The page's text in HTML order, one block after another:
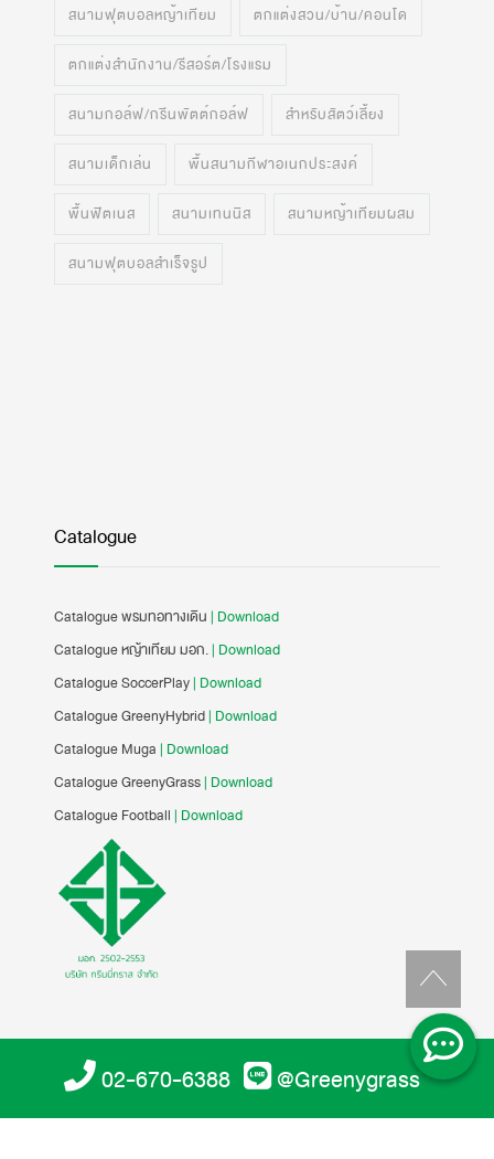
02-670-6388 @Greenygrass
สนามฟุตบอลหญ้าเทียม ตกแต่งสวน/บ้าน/คอนโด
ตกแต่งสำนักงาน/รีสอร์ต/โรงแรม
สนามกอล์ฟ/กรีนพัตต์กอล์ฟ สำหรับสัตว์เลี้ยง
สนามเด็กเล่น พื้นสนามกีฬาอเนกประสงค์
พื้นฟิตเนส สนามเทนนิส สนามหญ้าเทียมผสม
สนามฟุตบอลสำเร็จรูป
Catalogue
Catalogue พรมทอทางเดิน | Download
Catalogue หญ้าเทียม มอก.| Download
Catalogue SoccerPlay| Download
Catalogue GreenyHybrid| Download
Catalogue Muga | Download
Catalogue GreenyGrass| Download
Catalogue Football | Download